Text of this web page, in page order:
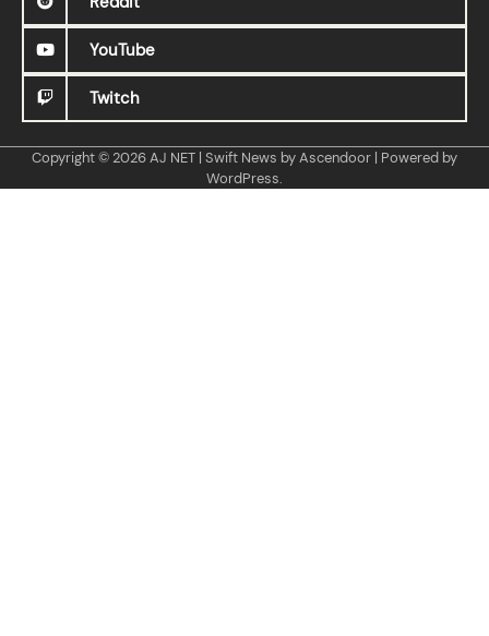
YouTube
Twitch
Copyright © 2026AJ NET | Swift News byAscendoor | Powered by
WordPress.